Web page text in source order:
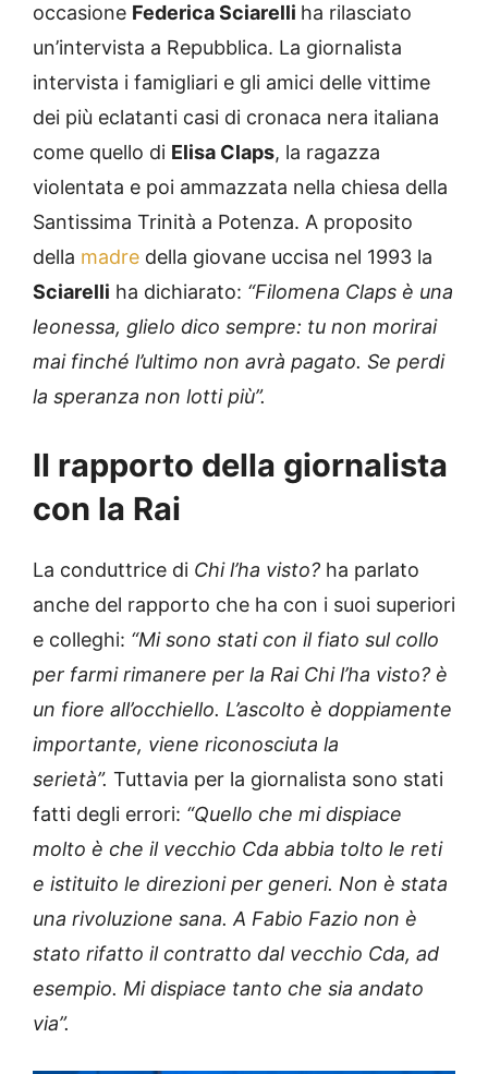
occasione Federica Sciarelli ha rilasciato
un’intervista a Repubblica. La giornalista
intervista i famigliari e gli amici delle vittime
dei più eclatanti casi di cronaca nera italiana
come quello di Elisa Claps, la ragazza
violentata e poi ammazzata nella chiesa della
Santissima Trinità a Potenza. A proposito
della madre della giovane uccisa nel 1993 la
Sciarelli ha dichiarato: “Filomena Claps è una
leonessa, glielo dico sempre: tu non morirai
mai finché l’ultimo non avrà pagato. Se perdi
la speranza non lotti più”.
Il rapporto della giornalista
con la Rai
La conduttrice di Chi l’ha visto? ha parlato
anche del rapporto che ha con i suoi superiori
e colleghi: “Mi sono stati con il fiato sul collo
per farmi rimanere per la Rai Chi l’ha visto? è
un fiore all’occhiello. L’ascolto è doppiamente
importante, viene riconosciuta la
serietà”. Tuttavia per la giornalista sono stati
fatti degli errori: “Quello che mi dispiace
molto è che il vecchio Cda abbia tolto le reti
e istituito le direzioni per generi. Non è stata
una rivoluzione sana. A Fabio Fazio non è
stato rifatto il contratto dal vecchio Cda, ad
esempio. Mi dispiace tanto che sia andato
via”.